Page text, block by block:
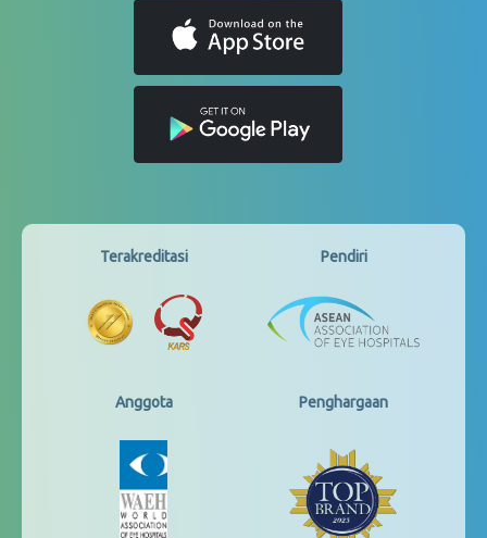
Terakreditasi Pendiri
Anggota Penghargaan